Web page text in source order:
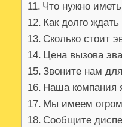
Что нужно
Как долго ждать
Сколько стоит
Цена вызова
Звоните нам
Наша компания
Мы имеем
Сообщите